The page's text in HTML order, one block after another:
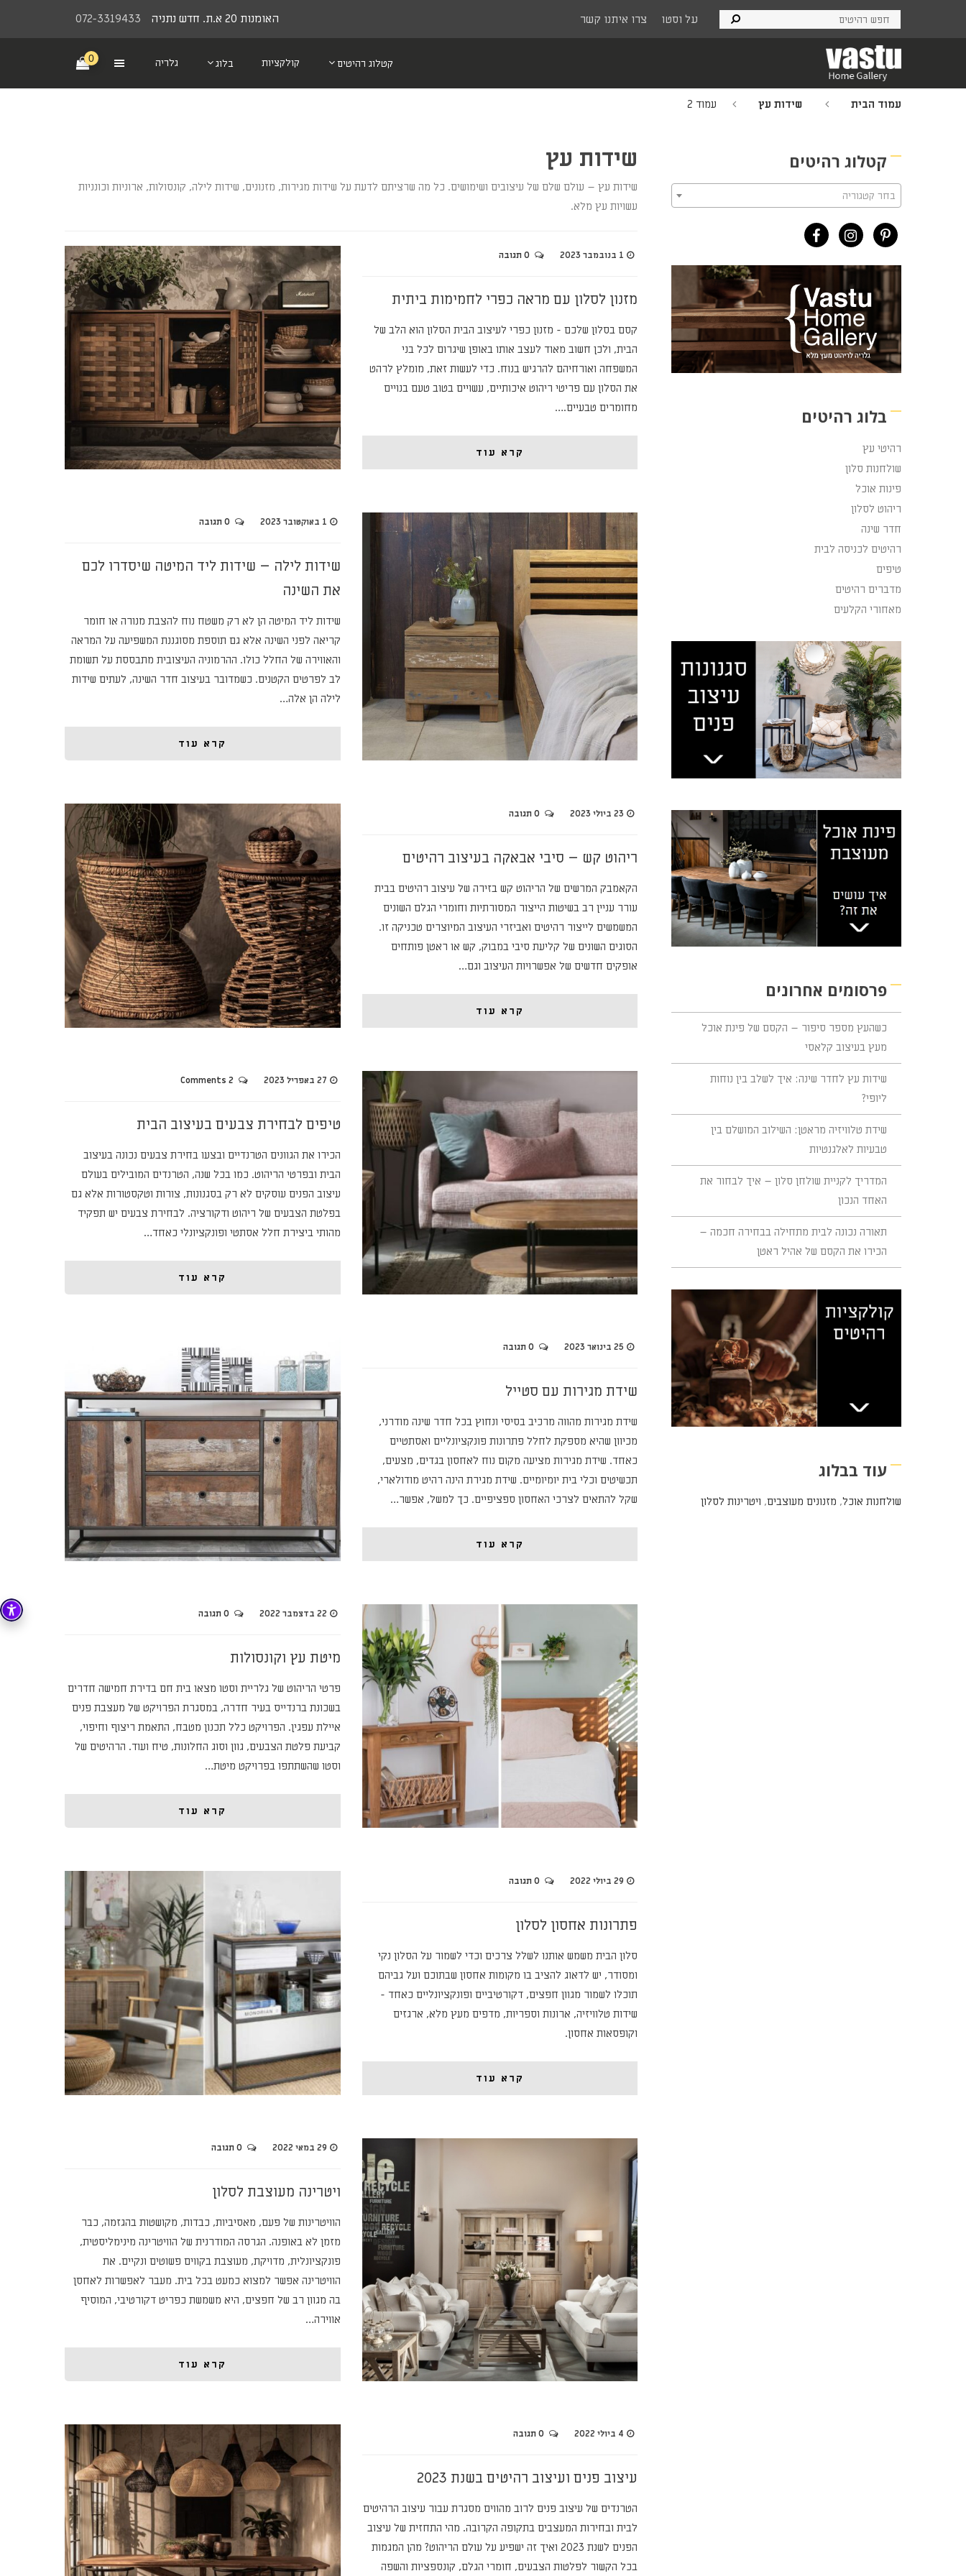
072-3319433 האומנות 20 א.ת. חדש נתניה על וסטו צרו איתנו קשר
קטלוג רהיטים קולקציות בלוג גלריה 0
עמוד הבית שידות עץ עמוד 2
שידות עץ
שידות עץ – עולם שלם של עיצובים ושימושים. כל מה שרציתם לדעת על שידות מגירות, מזנונים, שידות לילה, קונסולות, ארוניות וכונניות
עשויות עץ מלא.
1 בנובמבר 2023
מזנון לסלון עם מראה כפרי לחמימות ביתית
קסם בסלון שלכם - מזנון כפרי לעיצוב הבית הסלון הוא הלב של
הבית, ולכן חשוב מאוד לעצב אותו באופן שיגרום לכל בני
המשפחה ואורחיהם להרגיש בנוח. כדי לעשות זאת, מומלץ לרהט
את הסלון עם פריטי ריהוט איכותיים, עשויים בטוב טעם בנויים
מחומרים טבעיים.…
קרא עוד
1 באוקטובר 2023
שידות לילה – שידות ליד המיטה שיסדרו לכם
את השינה
שידות ליד המיטה הן לא רק משטח נוח להצבת מנורה או חומר
קריאה לפני השינה אלא גם תוספת מסוגננת המשפיעה על המראה
והאווירה של החלל כולו. ההרמוניה העיצובית מתבססת על תשומת
לב לפרטים הקטנים. כשמדובר בעיצוב חדר השינה, לעתים שידות
לילה הן אלה…
קרא עוד
23 ביולי 2023
ריהוט קש – סיבי אבאקה בעיצוב רהיטים
הקאמבק המרשים של הריהוט קש בזירה של עיצוב רהיטים בבית
עורר עניין רב בשיטות הייצור המסורתיות וחומרי הגלם השונים
המשמשים לייצור רהיטים ואביזרי העיצוב המיוצרים טכניקה זו.
הסוגים השונים של קליעת סיבי במבוק, קש או ראטן פותחים
אופקים חדשים של אפשרויות העיצוב וגם…
קרא עוד
27 באפריל 2023
טיפים לבחירת צבעים בעיצוב הבית
הכירו את הגוונים הטרנדיים ובצעו בחירת צבעים נכונה בעיצוב
הבית ובפרטי הריהוט. כמו בכל שנה, הטרנדים המובילים בעולם
עיצוב הפנים עוסקים לא רק בסגנונות, צורות וטקסטורות אלא גם
בפלטת הצבעים של ריהוט ודקורציה. לבחירת צבעים יש תפקיד
מהותי ביצירת חלל אסתטי ופונקציונלי כאחד…
קרא עוד
25 בינואר 2023
שידת מגירות עם סטייל
שידת מגירות מהווה מרכיב בסיסי ונחוץ בכל חדר שינה מודרני,
מכיוון שהיא מספקת לחלל פתרונות פונקציונליים ואסתטיים
כאחד. שידת מגירות מציעה מקום נוח לאחסון בגדים, מצעים,
תכשיטים וכלי בית יומיומיים. שידת מגירת הינה רהיט מודולארי,
שקל להתאים לצרכי האחסון ספציפיים. כך למשל, אפשר…
קרא עוד
22 בדצמבר 2022
מיטת עץ וקונסולות
פרטי הריהוט של גלריית וסטו מצאו בית חם בדירת חמישה חדרים
בשכונת ברנדייס בעיר חדרה, במסגרת הפרויקט של מעצבת פנים
איילת עפגין. הפרויקט כלל תכנון מטבח, התאמת ריצוף וחיפוי,
קביעת פלטת הצבעים, גוון וסוג החלונות, טיח ועוד. הרהיטים של
וסטו שהשתתפו בפרויקט מיטת…
קרא עוד
29 ביולי 2022
פתרונות אחסון לסלון
סלון הבית משמש אותנו לשלל צרכים וכדי לשמור על הסלון נקי
ומסודר, יש לדאוג להציב בו מקומות אחסון שבתוכם ועל גביהם
תוכלו לשמור מגוון חפצים, דקורטיביים ופונקציונליים כאחד -
שידות טלוויזיה, ארונות וספריות, מדפים מעץ מלא, ארגזים
וקופסאות אחסון.
קרא עוד
29 במאי 2022
ויטרינה מעוצבת לסלון
הוויטרינות של פעם, מאסיביות, כבדות, מקושטות בהגזמה, כבר
מזמן לא באופנה. הגרסה המודרנית של הוויטרינה מינימליסטית,
פונקציונלית, מדויקת, מעוצבת בקווים פשוטים ונקיים. את
הוויטרינה אפשר למצוא כמעט בכל בית. מעבר לאפשרות לאחסן
בה מגוון רב של חפצים, היא משמשת כפריט דקורטיבי, המוסיף
אווירה…
קרא עוד
4 ביולי 2022
עיצוב פנים ועיצוב רהיטים בשנת 2023
הטרנדים של עיצוב פנים לרוב מהווים מסגרת עבור עיצוב הרהיטים
לבית ובחירות המעצבים בתקופה הקרובה. מהי התחזית של עיצוב
הפנים לשנת 2023 ואיך זה ישפיע על עולם הריהוט? מהן המגמות
בכל הקשור לפלטות הצבעים, חומרי הגלם, קונספציות והשפה
קטלוג רהיטים
בחר קטגוריה
בלוג רהיטים
רהיטי עץ
שולחנות סלון
פינות אוכל
ריהוט לסלון
חדר שינה
רהיטים לכניסה לבית
טיפים
מדברים רהיטים
מאחורי הקלעים
פרסומים אחרונים
כשהעץ מספר סיפור – הקסם של פינת אוכל
מעץ בעיצוב קלאסי
שידות עץ לחדר שינה: איך לשלב בין נוחות
ליופי?
שידת טלוויזיה מראטן: השילוב המושלם בין
טבעיות לאלגנטיות
המדריך לקניית שולחן סלון – איך לבחור את
האחד הנכון
תאורה נכונה לבית מתחילה בבחירה חכמה –
הכירו את הקסם של אהיל ראטן
עוד בבלוג
שולחנות אוכל, מזנונים מעוצבים, ויטרינות לסלון